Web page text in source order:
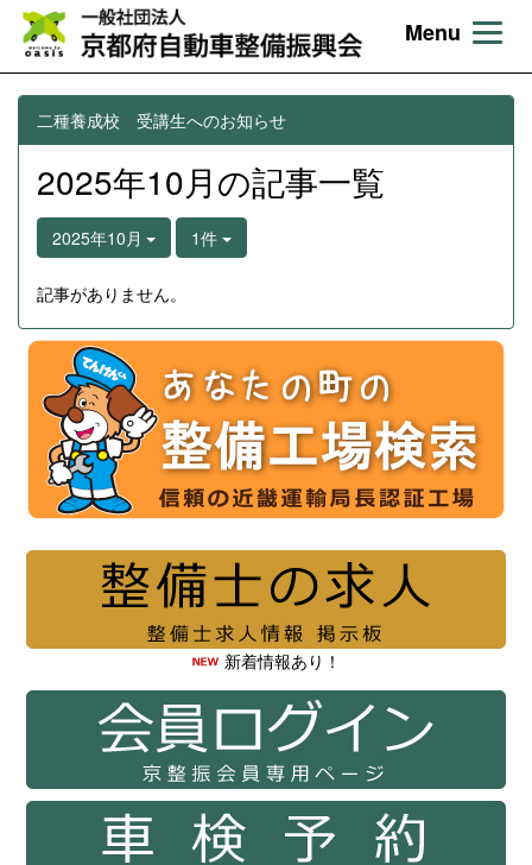
Menu
二種養成校 受講生へのお知らせ
2025年10月の記事一覧
2025年10月 1件
記事がありません。
新着情報あり！